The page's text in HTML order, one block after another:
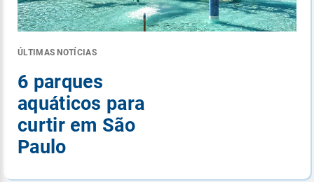
ÚLTIMAS NOTÍCIAS
6 parques
aquáticos para
curtir em São
Paulo